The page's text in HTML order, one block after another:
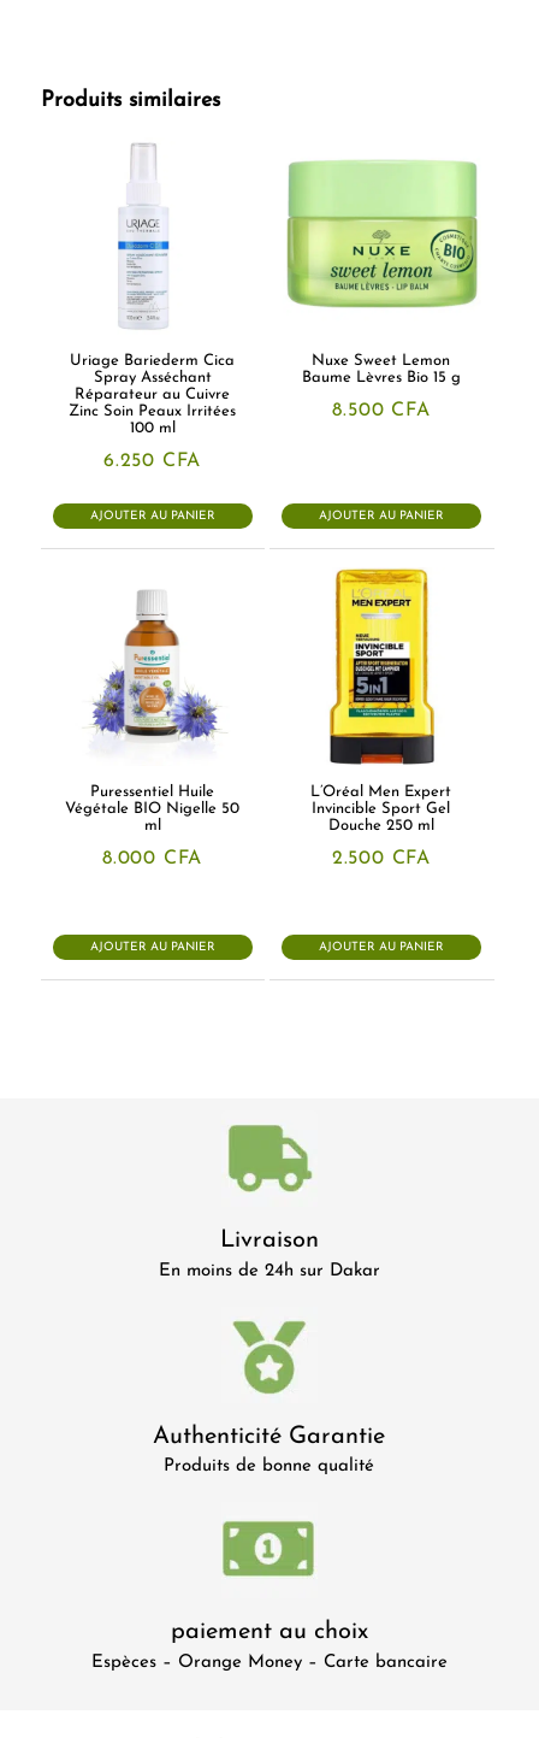
Produits similaires
Uriage Bariederm Cica
Spray Asséchant
Réparateur au Cuivre
Zinc Soin Peaux Irritées
100 ml
6.250 CFA
AJOUTER AU PANIER
Nuxe Sweet Lemon
Baume Lèvres Bio 15 g
8.500 CFA
AJOUTER AU PANIER
Puressentiel Huile
Végétale BIO Nigelle 50
ml
8.000 CFA
AJOUTER AU PANIER
L’Oréal Men Expert
Invincible Sport Gel
Douche 250 ml
2.500 CFA
AJOUTER AU PANIER
Livraison
En moins de 24h sur Dakar
Authenticité Garantie
Produits de bonne qualité
paiement au choix
Espèces – Orange Money – Carte bancaire